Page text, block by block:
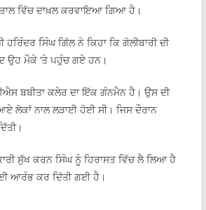
ਵਿੱਚ ਦਾਖ਼ਲ ਕਰਵਾਇਆ ਗਿਆ ਹੈ।
ਹਰਿੰਦਰ ਸਿੰਘ ਗਿੱਲ ਨੇ ਕਿਹਾ ਕਿ ਗੋਲੀਬਾਰੀ ਦੀ
ਉਹ ਮੌਕੇ ‘ਤੇ ਪਹੁੰਚ ਗਏ ਹਨ।
ਬਬੀਤਾ ਕਲੇਰ ਦਾ ਇੱਕ ਗੰਨਮੈਨ ਹੈ। ਉਸ ਦੀ
ਲੋਕਾਂ ਨਾਲ ਲੜਾਈ ਹੋਈ ਸੀ। ਜਿਸ ਦੌਰਾਨ
ਸੁੱਖ ਕਰਨ ਸਿੰਘ ਨੂੰ ਹਿਰਾਸਤ ਵਿੱਚ ਲੈ ਲਿਆ ਹੈ
ਆਰੰਭ ਕਰ ਦਿੱਤੀ ਗਈ ਹੈ।